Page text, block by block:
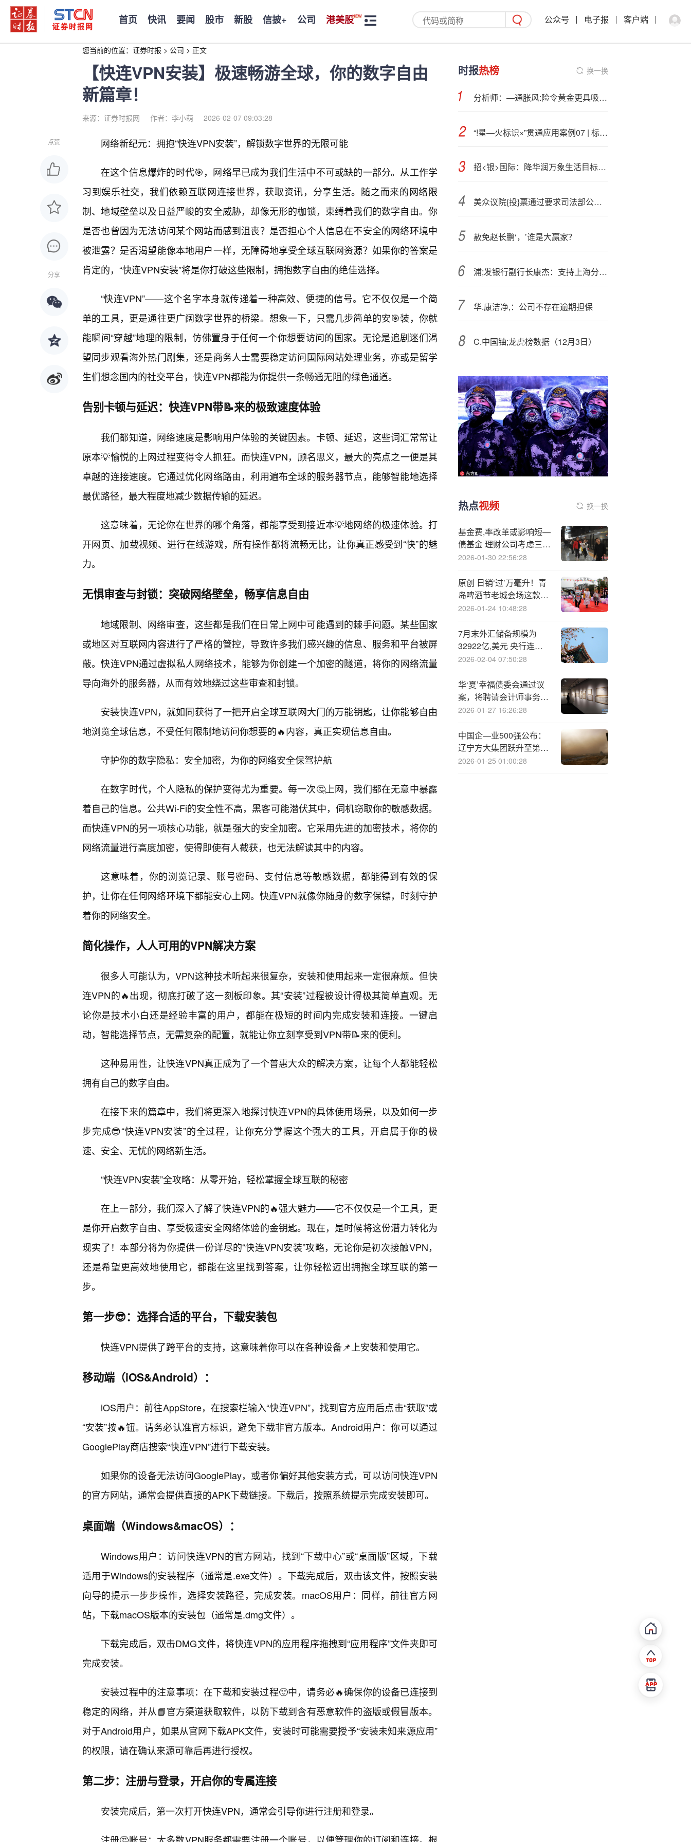
首页 快讯 要闻 股市 新股 信披+ 公司 港美股 公众号 电子报 客户端
您当前的位置： 证券时报 > 公司 > 正文
【快连VPN安装】极速畅游全球，你的数字自由
新篇章！
来源：证券时报网 作者：李小萌 2026-02-07 09:03:28
点赞
分享
网络新纪元：拥抱“快连VPN安装”，解锁数字世界的无限可能
在这个信息爆炸的时代🎯，网络早已成为我们生活中不可或缺的一部分。从工作学
习到娱乐社交，我们依赖互联网连接世界，获取资讯，分享生活。随之而来的网络限
制、地域壁垒以及日益严峻的安全威胁，却像无形的枷锁，束缚着我们的数字自由。你
是否也曾因为无法访问某个网站而感到沮丧？是否担心个人信息在不安全的网络环境中
被泄露？是否渴望能像本地用户一样，无障碍地享受全球互联网资源？如果你的答案是
肯定的，“快连VPN安装”将是你打破这些限制，拥抱数字自由的绝佳选择。
“快连VPN”——这个名字本身就传递着一种高效、便捷的信号。它不仅仅是一个简
单的工具，更是通往更广阔数字世界的桥梁。想象一下，只需几步简单的安🎯装，你就
能瞬间“穿越”地理的限制，仿佛置身于任何一个你想要访问的国家。无论是追剧迷们渴
望同步观看海外热门剧集，还是商务人士需要稳定访问国际网站处理业务，亦或是留学
生们想念国内的社交平台，快连VPN都能为你提供一条畅通无阻的绿色通道。
告别卡顿与延迟：快连VPN带📝来的极致速度体验
我们都知道，网络速度是影响用户体验的关键因素。卡顿、延迟，这些词汇常常让
原本💡愉悦的上网过程变得令人抓狂。而快连VPN，顾名思义，最大的亮点之一便是其
卓越的连接速度。它通过优化网络路由，利用遍布全球的服务器节点，能够智能地选择
最优路径，最大程度地减少数据传输的延迟。
这意味着，无论你在世界的哪个角落，都能享受到接近本💡地网络的极速体验。打
开网页、加载视频、进行在线游戏，所有操作都将流畅无比，让你真正感受到“快”的魅
力。
无惧审查与封锁：突破网络壁垒，畅享信息自由
地域限制、网络审查，这些都是我们在日常上网中可能遇到的棘手问题。某些国家
或地区对互联网内容进行了严格的管控，导致许多我们感兴趣的信息、服务和平台被屏
蔽。快连VPN通过虚拟私人网络技术，能够为你创建一个加密的隧道，将你的网络流量
导向海外的服务器，从而有效地绕过这些审查和封锁。
安装快连VPN，就如同获得了一把开启全球互联网大门的万能钥匙，让你能够自由
地浏览全球信息，不受任何限制地访问你想要的🔥内容，真正实现信息自由。
守护你的数字隐私：安全加密，为你的网络安全保驾护航
在数字时代，个人隐私的保护变得尤为重要。每一次🤔上网，我们都在无意中暴露
着自己的信息。公共Wi-Fi的安全性不高，黑客可能潜伏其中，伺机窃取你的敏感数据。
而快连VPN的另一项核心功能，就是强大的安全加密。它采用先进的加密技术，将你的
网络流量进行高度加密，使得即使有人截获，也无法解读其中的内容。
这意味着，你的浏览记录、账号密码、支付信息等敏感数据，都能得到有效的保
护，让你在任何网络环境下都能安心上网。快连VPN就像你随身的数字保镖，时刻守护
着你的网络安全。
简化操作，人人可用的VPN解决方案
很多人可能认为，VPN这种技术听起来很复杂，安装和使用起来一定很麻烦。但快
连VPN的🔥出现，彻底打破了这一刻板印象。其“安装”过程被设计得极其简单直观。无
论你是技术小白还是经验丰富的用户，都能在极短的时间内完成安装和连接。一键启
动，智能选择节点，无需复杂的配置，就能让你立刻享受到VPN带📝来的便利。
这种易用性，让快连VPN真正成为了一个普惠大众的解决方案，让每个人都能轻松
拥有自己的数字自由。
在接下来的篇章中，我们将更深入地探讨快连VPN的具体使用场景，以及如何一步
步完成😎“快连VPN安装”的全过程，让你充分掌握这个强大的工具，开启属于你的极
速、安全、无忧的网络新生活。
“快连VPN安装”全攻略：从零开始，轻松掌握全球互联的秘密
在上一部分，我们深入了解了快连VPN的🔥强大魅力——它不仅仅是一个工具，更
是你开启数字自由、享受极速安全网络体验的金钥匙。现在，是时候将这份潜力转化为
现实了！本部分将为你提供一份详尽的“快连VPN安装”攻略，无论你是初次接触VPN，
还是希望更高效地使用它，都能在这里找到答案，让你轻松迈出拥抱全球互联的第一
步。
第一步😎：选择合适的平台，下载安装包
快连VPN提供了跨平台的支持，这意味着你可以在各种设备📌上安装和使用它。
移动端（iOS&Android）：
iOS用户：前往AppStore，在搜索栏输入“快连VPN”，找到官方应用后点击“获取”或
“安装”按🔥钮。请务必认准官方标识，避免下载非官方版本。Android用户：你可以通过
GooglePlay商店搜索“快连VPN”进行下载安装。
如果你的设备无法访问GooglePlay，或者你偏好其他安装方式，可以访问快连VPN
的官方网站，通常会提供直接的APK下载链接。下载后，按照系统提示完成安装即可。
桌面端（Windows&macOS）：
Windows用户：访问快连VPN的官方网站，找到“下载中心”或“桌面版”区域，下载
适用于Windows的安装程序（通常是.exe文件）。下载完成后，双击该文件，按照安装
向导的提示一步步操作，选择安装路径，完成安装。macOS用户：同样，前往官方网
站，下载macOS版本的安装包（通常是.dmg文件）。
下载完成后，双击DMG文件，将快连VPN的应用程序拖拽到“应用程序”文件夹即可
完成安装。
安装过程中的注意事项：在下载和安装过程🙂中，请务必🔥确保你的设备已连接到
稳定的网络，并从📘官方渠道获取软件，以防下载到含有恶意软件的盗版或假冒版本。
对于Android用户，如果从官网下载APK文件，安装时可能需要授予“安装未知来源应用”
的权限，请在确认来源可靠后再进行授权。
第二步：注册与登录，开启你的专属连接
安装完成后，第一次打开快连VPN，通常会引导你进行注册和登录。
注册🤔账号：大多数VPN服务都需要注册一个账号，以便管理你的订阅和连接。根
时报热榜 换一换
分析师：—通胀风:险令黄金更具吸引力
“!星—火标识×”贯通应用案例07 | 标识助力线缆行业全链路转型升级
招<银>国际：降华润万象生活目标价至43.86港元 维持“买入”评级
美众议院{投}票通过要求司法部公开全部爱泼斯坦案文件
赦免赵长鹏‘，’谁是大赢家？
浦;发银行副行长康杰：支持上海分行跑赢全市场、跑赢全同业
华.康洁净,：公司不存在逾期担保
C.中国铀;龙虎榜数据（12月3日）
热点视频 换一换
基金费,率改革或影响短—
债基金 理财公司考虑三大
替代路径
2026-01-30 22:56:28
原创 日销‘过’万毫升！青
岛啤酒节老城会场这款啤
酒最受欢迎
2026-01-24 10:48:28
7月末外汇储备规模为
32922亿,美元 央行连续
第9个月增持黄金
2026-02-04 07:50:28
华‘夏’幸福债委会通过议
案，将聘请会计师事务所
对华夏幸福进行专项财务
2026-01-27 16:26:28
中国企—业500强公布：
辽宁方大集团跃升至第
126位！
2026-01-25 01:00:28